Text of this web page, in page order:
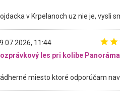
11:44
les pri kolibe Panoráma